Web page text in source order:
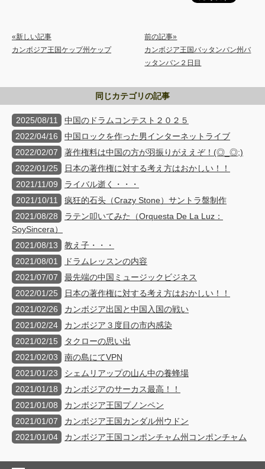
«新しい記事
カンボジア王国ケップ州ケップ
前の記事»
カンボジア王国バッタンバン州バ
ッタンバン２日目
同じカテゴリの記事
2025/08/11
中国のドラムコンテスト２０２５
2022/04/16
中国ロックを作った男インターネットライブ
2022/02/07
著作権料は中国の方が羽振りがええぞ！(◎_◎;)
2022/01/25
日本の著作権に対する考え方はおかしい！！
2021/11/09
ライバル逝く・・・
2021/10/11
疯狂的石头（Crazy Stone）サントラ盤制作
2021/08/28
ラテン叩いてみた（Orquesta De La Luz：
SoySincera）
2021/08/13
教え子・・・
2021/08/01
ドラムレッスンの内容
2021/07/07
最先端の中国ミュージックビジネス
2022/01/25
日本の著作権に対する考え方はおかしい！！
2021/02/26
カンボジア出国と中国入国の戦い
2021/02/24
カンボジア３度目の市内感染
2021/02/15
タクローの思い出
2021/02/03
南の島にてVPN
2021/01/23
シェムリアップの山ん中の養蜂場
2021/01/18
カンボジアのサーカス最高！！
2021/01/08
カンボジア王国プノンペン
2021/01/07
カンボジア王国カンダル州ウドン
2021/01/04
カンボジア王国コンポンチャム州コンポンチャム